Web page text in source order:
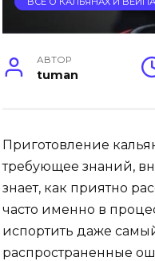
АВТОР
tuman
Приготовление
требующее знаний,
знает, как приятно
часто именно в
испортить даже
распространенные